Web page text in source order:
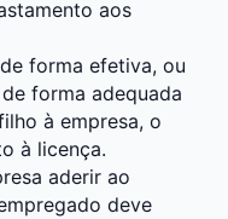
aos
forma efetiva, ou
forma adequada
à empresa, o
à licença.
aderir ao
deve